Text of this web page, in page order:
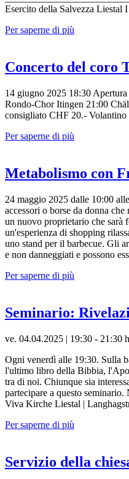
Esercito della Salvezza Liestal
Per saperne di più
Concerto del coro
14 giugno 2025 18:30
Rondo-Chor Itingen 21:00
consigliato CHF 20.- Volantino
Per saperne di più
Metabolismo con
24 maggio 2025 dalle 10:00
accessori o borse da donna
un nuovo proprietario che sarà
un'esperienza di shopping
uno stand per il barbecue. Gli
e non danneggiati e possono
Per saperne di più
Seminario:
ve. 04.04.2025 | 19:30 - 21:30 h
Ogni venerdì alle 19:30. Sulla
l'ultimo libro della Bibbia,
tra di noi. Chiunque sia
partecipare a questo
Viva Kirche Liestal |
Per saperne di più
Servizio della